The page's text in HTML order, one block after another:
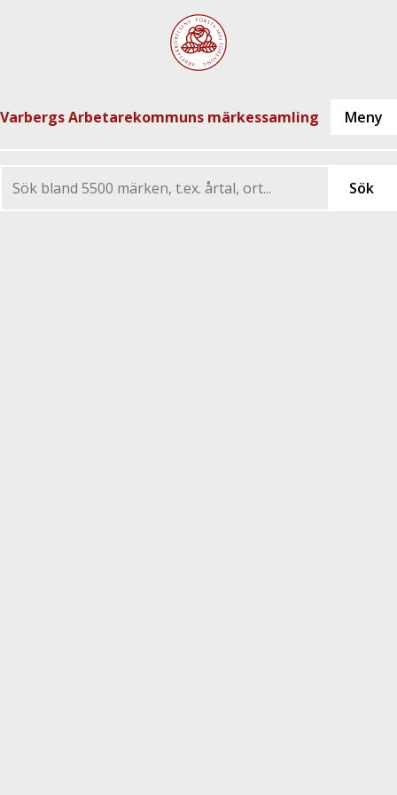
Varbergs Arbetarekommuns märkessamling